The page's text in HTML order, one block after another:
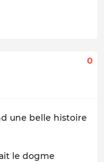
0
une belle histoire
le dogme